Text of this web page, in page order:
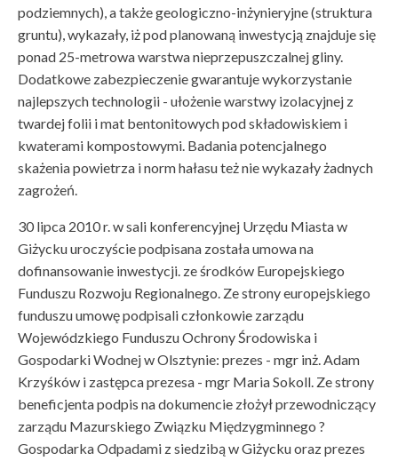
podziemnych), a także geologiczno-inżynieryjne (struktura
gruntu), wykazały, iż pod planowaną inwestycją znajduje się
ponad 25-metrowa warstwa nieprzepuszczalnej gliny.
Dodatkowe zabezpieczenie gwarantuje wykorzystanie
najlepszych technologii - ułożenie warstwy izolacyjnej z
twardej folii i mat bentonitowych pod składowiskiem i
kwaterami kompostowymi. Badania potencjalnego
skażenia powietrza i norm hałasu też nie wykazały żadnych
zagrożeń.
30 lipca 2010 r. w sali konferencyjnej Urzędu Miasta w
Giżycku uroczyście podpisana została umowa na
dofinansowanie inwestycji. ze środków Europejskiego
Funduszu Rozwoju Regionalnego. Ze strony europejskiego
funduszu umowę podpisali członkowie zarządu
Wojewódzkiego Funduszu Ochrony Środowiska i
Gospodarki Wodnej w Olsztynie: prezes - mgr inż. Adam
Krzyśków i zastępca prezesa - mgr Maria Sokoll. Ze strony
beneficjenta podpis na dokumencie złożył przewodniczący
zarządu Mazurskiego Związku Międzygminnego ?
Gospodarka Odpadami z siedzibą w Giżycku oraz prezes